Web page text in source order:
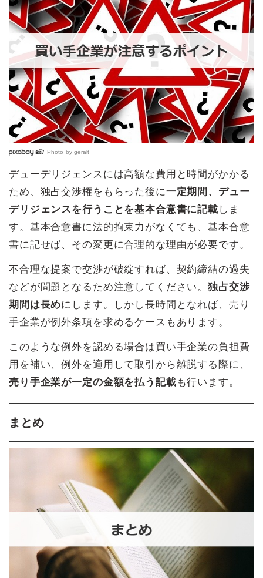
Photo by geralt
デューデリジェンスには高額な費用と時間がかかる
ため、独占交渉権をもらった後に一定期間、デュー
デリジェンスを行うことを基本合意書に記載 しま
す。基本合意書に法的拘束力がなくても、基本合意
書に記せば、その変更に合理的な理由が必要です。
不合理な提案で交渉が破綻すれば、契約締結の過失
などが問題となるため注意してください。独占交渉
期間は長めにします。しかし長時間となれば、売り
手企業が例外条項を求めるケースもあります。
このような例外を認める場合は買い手企業の負担費
用を補い、例外を適用して取引から離脱する際に、
売り手企業が一定の金額を払う記載 も行います。
まとめ